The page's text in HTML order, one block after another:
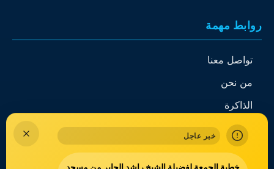
خبر عاجل
خطبة الجمعة لفضيلة الشيخ راشد الجابر من مسجد
روابط مهمة
تواصل معنا
من نحن
الذاكرة